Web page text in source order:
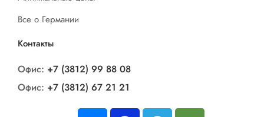
Все о Германии
Контакты
Офис: +7 (3812) 99 88 08
Офис: +7 (3812) 67 21 21